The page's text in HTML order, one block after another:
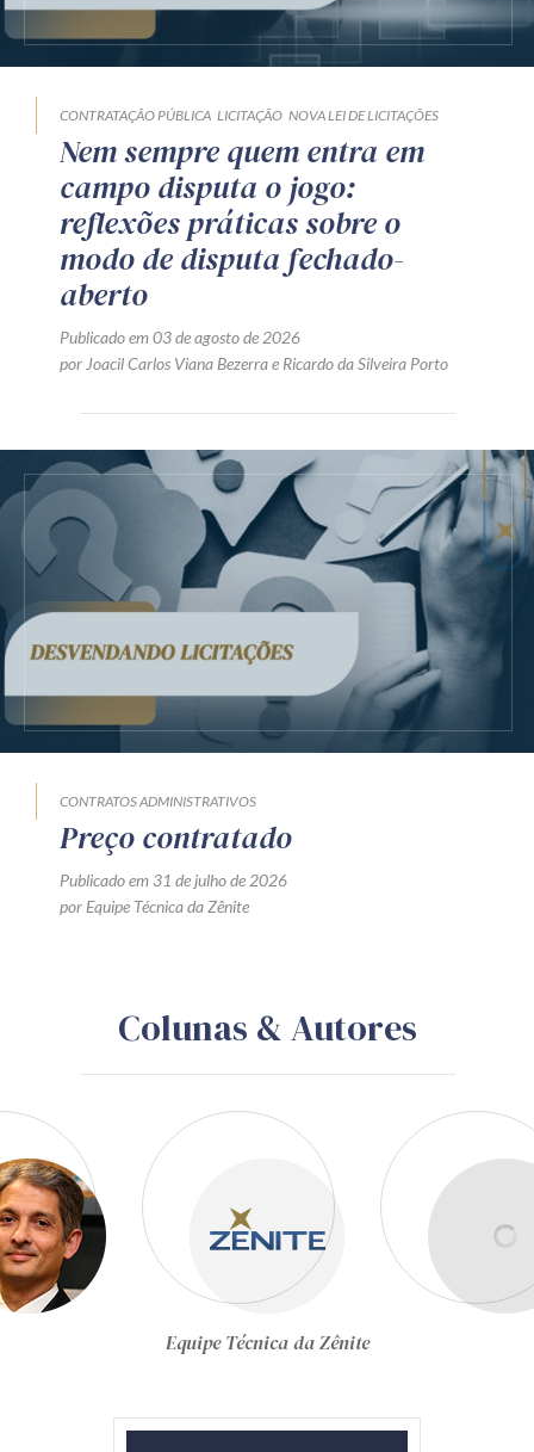
CONTRATAÇÃO PÚBLICA LICITAÇÃO NOVA LEI DE LICITAÇÕES
Nem sempre quem entra em
campo disputa o jogo:
reflexões práticas sobre o
modo de disputa fechado-
aberto
Publicado em 03 de agosto de 2026
por Joacil Carlos Viana Bezerrae Ricardo da Silveira Porto
CONTRATOS ADMINISTRATIVOS
Preço contratado
Publicado em 31 de julho de 2026
por Equipe Técnica da Zênite
Colunas & Autores
Equipe Técnica da Zênite